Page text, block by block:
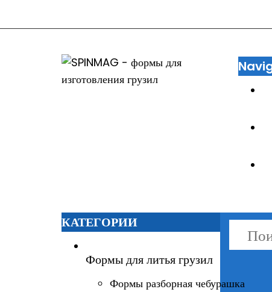
КАТЕГОРИИ
Формы для литья грузил
Формы разборная чебурашка